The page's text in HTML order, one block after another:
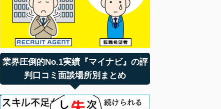
業界圧倒的No.1実績『マイナビ』の評
判口コミ面談場所別まとめ